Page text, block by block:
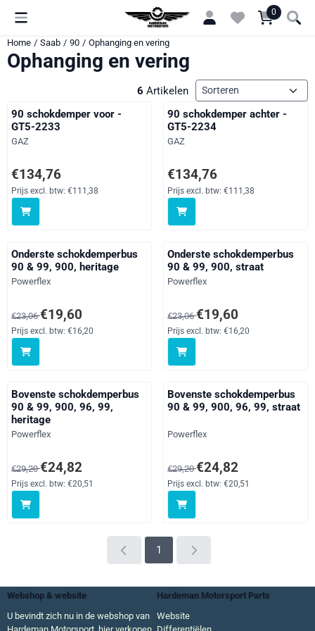
Cookievoorkeuren zijn momenteel gesloten. 0
Home / Saab / 90 / Ophanging en vering
Ophanging en vering
6 Artikelen Sorteermethode
90 schokdemper voor -
GT5-2233
Merk:
GAZ
Prijs: 134,76, exclusief btw: 111,38
€134,76
Prijs excl. btw: €111,38
90 schokdemper achter -
GT5-2234
Merk:
GAZ
Prijs: 134,76, exclusief btw:
€134,76
Prijs excl. btw: €111,38
Onderste schokdemperbus
90 & 99, 900, heritage
Merk:
Powerflex
Van 23,06 voor 19,60, exclusief btw: 16,20
€23,06€19,60
Prijs excl. btw: €16,20
Onderste schokdemperbus
90 & 99, 900, straat
Merk:
Powerflex
Van 23,06 voor 19,60, exclusief
€23,06€19,60
Prijs excl. btw: €16,20
Bovenste schokdemperbus
90 & 99, 900, 96, 99,
heritage
Merk:
Powerflex
Van 29,20 voor 24,82, exclusief btw: 20,51
€29,20€24,82
Prijs excl. btw: €20,51
Bovenste schokdemperbus
90 & 99, 900, 96, 99, straat
Merk:
Powerflex
Van 29,20 voor 24,82, exclusief
€29,20€24,82
Prijs excl. btw: €20,51
1
Webshop & website
Hardeman Motorsport Parts
U bevindt zich nu in de webshop van
Website